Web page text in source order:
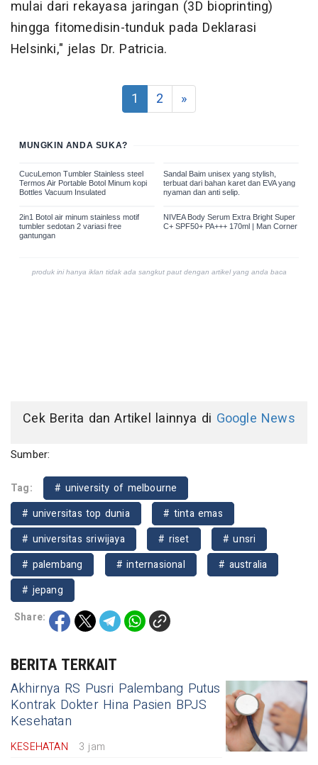
mulai dari rekayasa jaringan (3D bioprinting)
hingga fitomedisin-tunduk pada Deklarasi
Helsinki," jelas Dr. Patricia.
1 2 »
Cek Berita dan Artikel lainnya di Google News
Sumber:
Tag:
# university of melbourne
# universitas top dunia
# tinta emas
# universitas sriwijaya
# riset
# unsri
# palembang
# internasional
# australia
# jepang
Share:
BERITA TERKAIT
Akhirnya RS Pusri Palembang Putus
Kontrak Dokter Hina Pasien BPJS
Kesehatan
KESEHATAN 3 jam